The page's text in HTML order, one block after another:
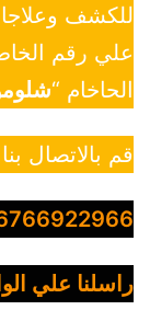
للكشف
علي رقم
الحاخام “
قم بالاتصال
راسلنا علي